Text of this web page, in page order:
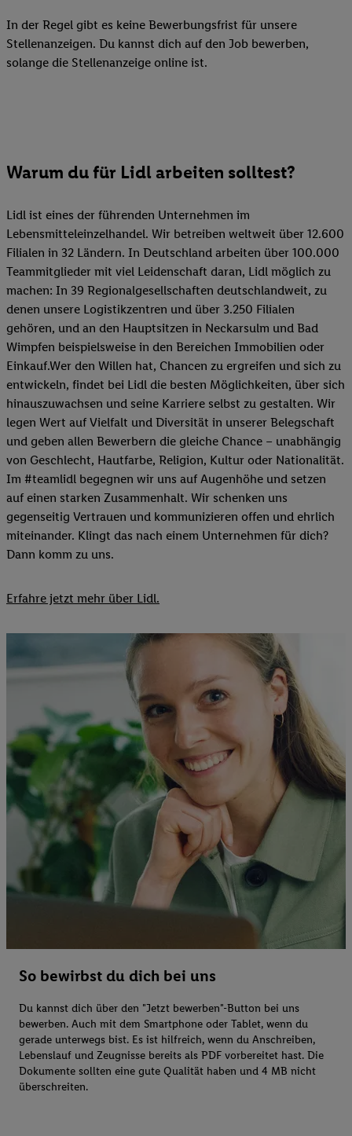
In der Regel gibt es keine Bewerbungsfrist für unsere
Stellenanzeigen. Du kannst dich auf den Job bewerben,
solange die Stellenanzeige online ist.
Warum du für Lidl arbeiten solltest?
Lidl ist eines der führenden Unternehmen im
Lebensmitteleinzelhandel. Wir betreiben weltweit über 12.600
Filialen in 32 Ländern. In Deutschland arbeiten über 100.000
Teammitglieder mit viel Leidenschaft daran, Lidl möglich zu
machen: In 39 Regionalgesellschaften deutschlandweit, zu
denen unsere Logistikzentren und über 3.250 Filialen
gehören, und an den Hauptsitzen in Neckarsulm und Bad
Wimpfen beispielsweise in den Bereichen Immobilien oder
Einkauf.Wer den Willen hat, Chancen zu ergreifen und sich zu
entwickeln, findet bei Lidl die besten Möglichkeiten, über sich
hinauszuwachsen und seine Karriere selbst zu gestalten. Wir
legen Wert auf Vielfalt und Diversität in unserer Belegschaft
und geben allen Bewerbern die gleiche Chance – unabhängig
von Geschlecht, Hautfarbe, Religion, Kultur oder Nationalität.
Im #teamlidl begegnen wir uns auf Augenhöhe und setzen
auf einen starken Zusammenhalt. Wir schenken uns
gegenseitig Vertrauen und kommunizieren offen und ehrlich
miteinander. Klingt das nach einem Unternehmen für dich?
Dann komm zu uns.​
Erfahre jetzt mehr über Lidl.
So bewirbst du dich bei uns
Du kannst dich über den "Jetzt bewerben"-Button bei uns
bewerben. Auch mit dem Smartphone oder Tablet, wenn du
gerade unterwegs bist. Es ist hilfreich, wenn du Anschreiben,
Lebenslauf und Zeugnisse bereits als PDF vorbereitet hast. Die
Dokumente sollten eine gute Qualität haben und 4 MB nicht
überschreiten.